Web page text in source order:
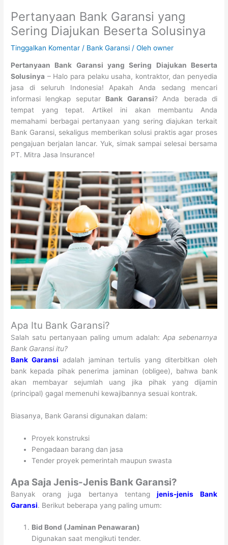
Pertanyaan Bank Garansi yang
Sering Diajukan Beserta Solusinya
Tinggalkan Komentar / Bank Garansi / Olehowner
Pertanyaan Bank Garansi yang Sering Diajukan Beserta
Solusinya – Halo para pelaku usaha, kontraktor, dan penyedia
jasa di seluruh Indonesia! Apakah Anda sedang mencari
informasi lengkap seputar Bank Garansi? Anda berada di
tempat yang tepat. Artikel ini akan membantu Anda
memahami berbagai pertanyaan yang sering diajukan terkait
Bank Garansi, sekaligus memberikan solusi praktis agar proses
pengajuan berjalan lancar. Yuk, simak sampai selesai bersama
PT. Mitra Jasa Insurance!
Apa Itu Bank Garansi?
Salah satu pertanyaan paling umum adalah: Apa sebenarnya
Bank Garansi itu?
Bank Garansi adalah jaminan tertulis yang diterbitkan oleh
bank kepada pihak penerima jaminan (obligee), bahwa bank
akan membayar sejumlah uang jika pihak yang dijamin
(principal) gagal memenuhi kewajibannya sesuai kontrak.
Biasanya, Bank Garansi digunakan dalam:
Proyek konstruksi
Pengadaan barang dan jasa
Tender proyek pemerintah maupun swasta
Apa Saja Jenis-Jenis Bank Garansi?
Banyak orang juga bertanya tentangjenis-jenis Bank
Garansi. Berikut beberapa yang paling umum:
Bid Bond (Jaminan Penawaran)
Digunakan saat mengikuti tender.